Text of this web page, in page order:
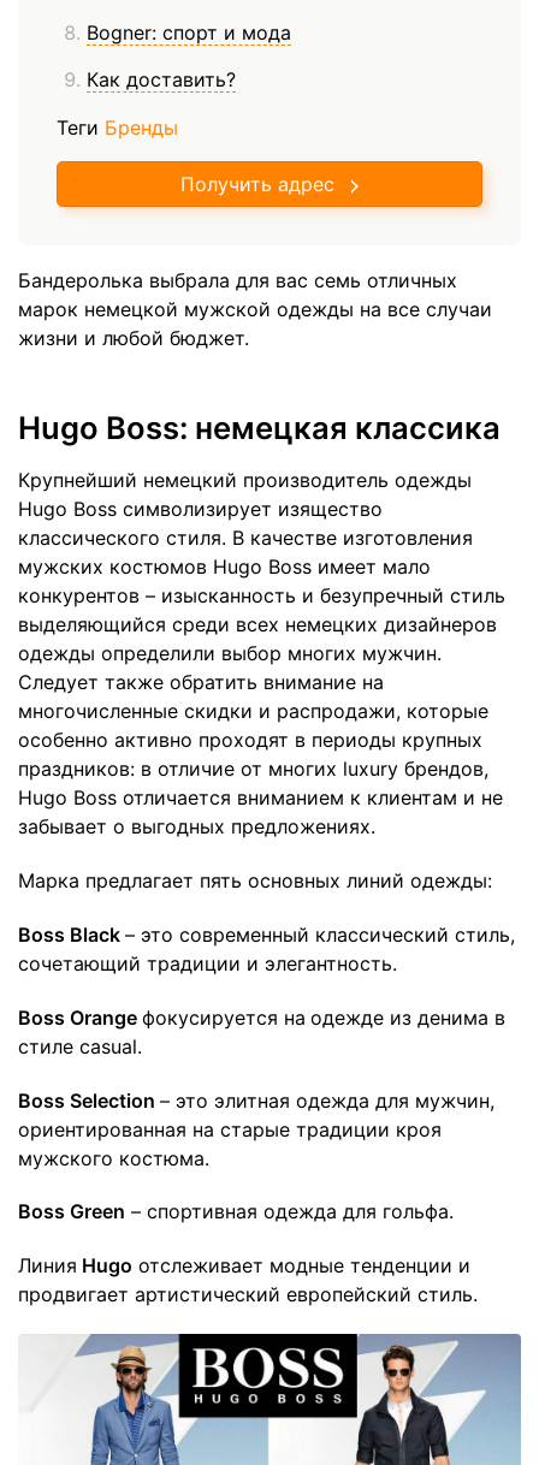
Bogner: спорт и мода
Как доставить?
Теги Бренды
Получить адрес
Бандеролька выбрала для вас семь отличных
марок немецкой мужской одежды на все случаи
жизни и любой бюджет.
Hugo Boss: немецкая классика
Крупнейший немецкий производитель одежды
Hugo Boss символизирует изящество
классического стиля. В качестве изготовления
мужских костюмов Hugo Boss имеет мало
конкурентов – изысканность и безупречный стиль
выделяющийся среди всех немецких дизайнеров
одежды определили выбор многих мужчин.
Следует также обратить внимание на
многочисленные скидки и распродажи, которые
особенно активно проходят в периоды крупных
праздников: в отличие от многих luxury брендов,
Hugo Boss отличается вниманием к клиентам и не
забывает о выгодных предложениях.
Марка предлагает пять основных линий одежды:
Boss Black – это современный классический стиль,
сочетающий традиции и элегантность.
Boss Orange фокусируется на одежде из денима в
стиле casual.
Boss Selection – это элитная одежда для мужчин,
ориентированная на старые традиции кроя
мужского костюма.
Boss Green – спортивная одежда для гольфа.
Линия Hugo отслеживает модные тенденции и
продвигает артистический европейский стиль.